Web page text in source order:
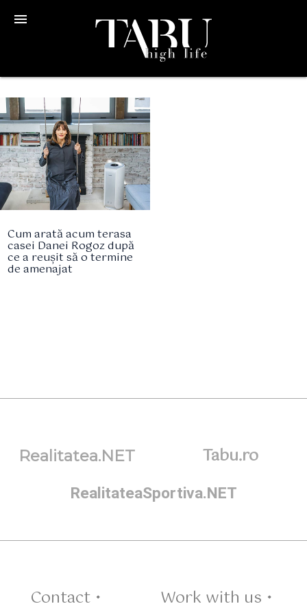
menu
Cum arată acum terasa
casei Danei Rogoz după
ce a reușit să o termine
de amenajat
Realitatea.NET Tabu.ro
RealitateaSportiva.NET
Contact • Work with us •